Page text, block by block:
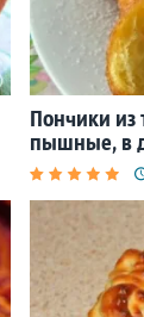
Пончики из
пышные, в